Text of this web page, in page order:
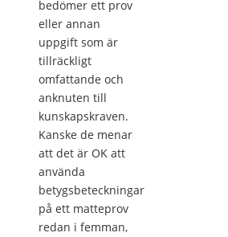
bedömer ett prov
eller annan
uppgift som är
tillräckligt
omfattande och
anknuten till
kunskapskraven.
Kanske de menar
att det är OK att
använda
betygsbeteckningar
på ett matteprov
redan i femman,